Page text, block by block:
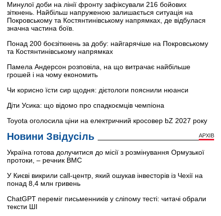
Минулої доби на лінії фронту зафіксували 216 бойових
зіткнень. Найбільш напруженою залишається ситуація на
Покровському та Костянтинівському напрямках, де відбулася
значна частина боїв.
Понад 200 боєзіткнень за добу: найгарячіше на Покровському
та Костянтинівському напрямках
Памела Андерсон розповіла, на що витрачає найбільше
грошей і на чому економить
Чи корисно їсти сир щодня: дієтологи пояснили нюанси
Діти Усика: що відомо про спадкоємців чемпіона
Toyota оголосила ціни на електричний кросовер bZ 2027 року
Новини Звідусіль АРХІВ
Україна готова долучитися до місії з розмінування Ормузької
протоки, – речник ВМС
У Києві викрили call-центр, який ошукав інвесторів із Чехії на
понад 8,4 млн гривень
ChatGPT переміг письменників у сліпому тесті: читачі обрали
тексти ШІ